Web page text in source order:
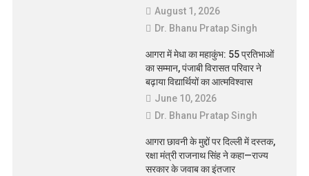
August 1, 2026
Dr. Bhanu Pratap Singh
आगरा में मेधा का महाकुंभ: 55 प्रतिभाओं
का सम्मान, पंजाबी विरासत परिवार ने
बढ़ाया विद्यार्थियों का आत्मविश्वास
June 10, 2026
Dr. Bhanu Pratap Singh
आगरा छावनी के मुद्दों पर दिल्ली में दस्तक,
रक्षा मंत्री राजनाथ सिंह ने कहा—राज्य
सरकार के जवाब का इंतजार